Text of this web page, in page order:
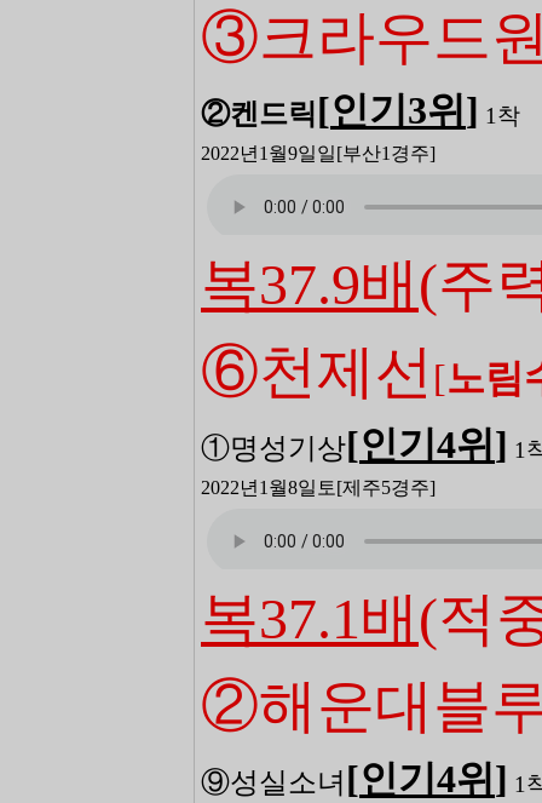
③크라우드
②켄드릭[인기3위 ] 1 착
2022년1월9일일[부산1 경주]
복37.9배(주
⑥천제선 [노림
①명성기상[인기4위 ] 1
2022년1월8일토[제주5경주]
복37.1배(적
②해운대블
⑨성실소녀 [인기4위 ] 1